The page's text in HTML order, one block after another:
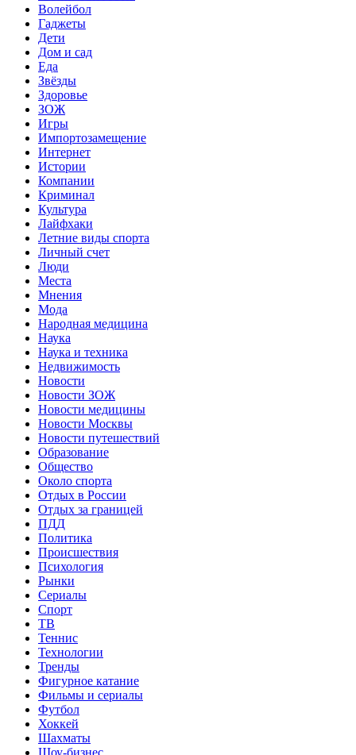
Волейбол
Гаджеты
Дети
Дом и сад
Еда
Звёзды
Здоровье
ЗОЖ
Игры
Импортозамещение
Интернет
Истории
Компании
Криминал
Культура
Лайфхаки
Летние виды спорта
Личный счет
Люди
Места
Мнения
Мода
Народная медицина
Наука
Наука и техника
Недвижимость
Новости
Новости ЗОЖ
Новости медицины
Новости Москвы
Новости путешествий
Образование
Общество
Около спорта
Отдых в России
Отдых за границей
ПДД
Политика
Происшествия
Психология
Рынки
Сериалы
Спорт
ТВ
Теннис
Технологии
Тренды
Фигурное катание
Фильмы и сериалы
Футбол
Хоккей
Шахматы
Шоу-бизнес